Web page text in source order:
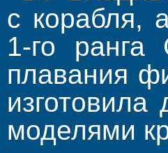
с корабля,
1-го
плавания
моделями